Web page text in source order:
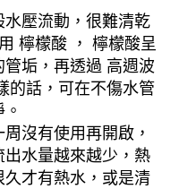
壓流動，很難清乾
檸檬酸 ， 檸檬酸呈
垢，再透過 高週波
的話，可在不傷水管
沒有使用再開啟，
水量越來越少，熱
才有熱水，或是清